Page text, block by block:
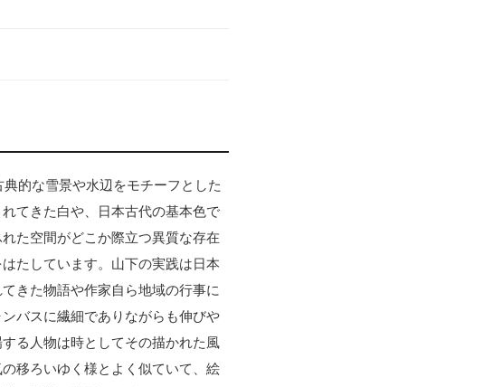
的な雪景や水辺をモチーフとした
てきた白や、日本古代の基本色で
た空間がどこか際立つ異質な存在
たしています。山下の実践は日本
きた物語や作家自ら地域の行事に
バスに繊細でありながらも伸びや
る人物は時としてその描かれた風
移ろいゆく様とよく似ていて、絵